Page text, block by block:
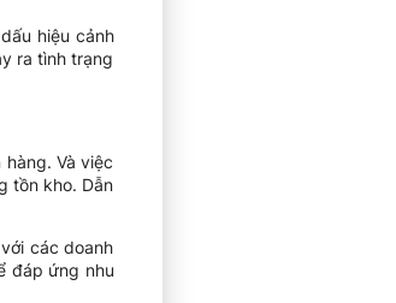
hiệu cảnh
ra tình trạng
Và việc
tồn kho. Dẫn
các doanh
đáp ứng nhu